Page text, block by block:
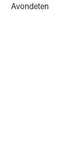
Avondeten